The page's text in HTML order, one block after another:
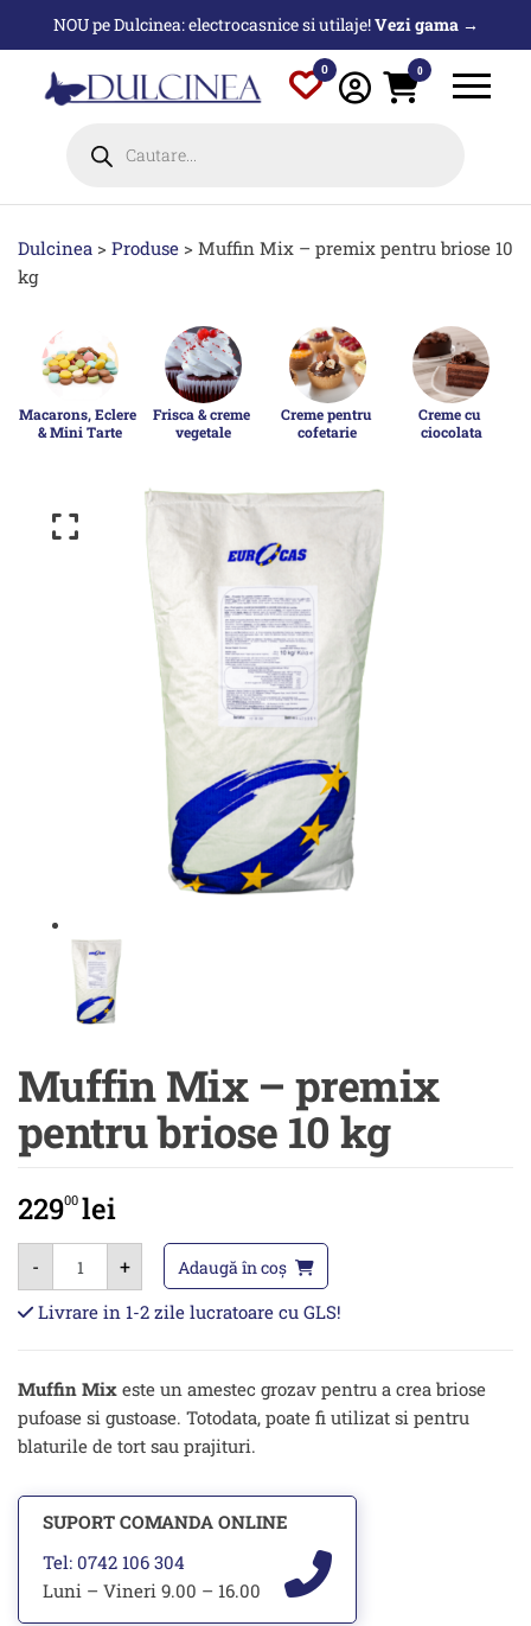
conținut
NOU pe Dulcinea: electrocasnice si utilaje!Vezi gama →
0 0
search
Dulcinea > Produse > Muffin Mix – premix pentru briose 10
kg
Macarons, Eclere
& Mini Tarte
Frisca & creme
vegetale
Creme pentru
cofetarie
Creme cu
ciocolata
Muffin Mix – premix
pentru briose 10 kg
22900 lei
-
Cantitate
Muffin
Mix
-
premix
kg
+ Adaugă în coș
Livrare in 1-2 zile lucratoare cu GLS!
Muffin Mix este un amestec grozav pentru a crea briose
pufoase si gustoase. Totodata, poate fi utilizat si pentru
blaturile de tort sau prajituri.
SUPORT COMANDA ONLINE
Tel: 0742 106 304
Luni – Vineri 9.00 – 16.00